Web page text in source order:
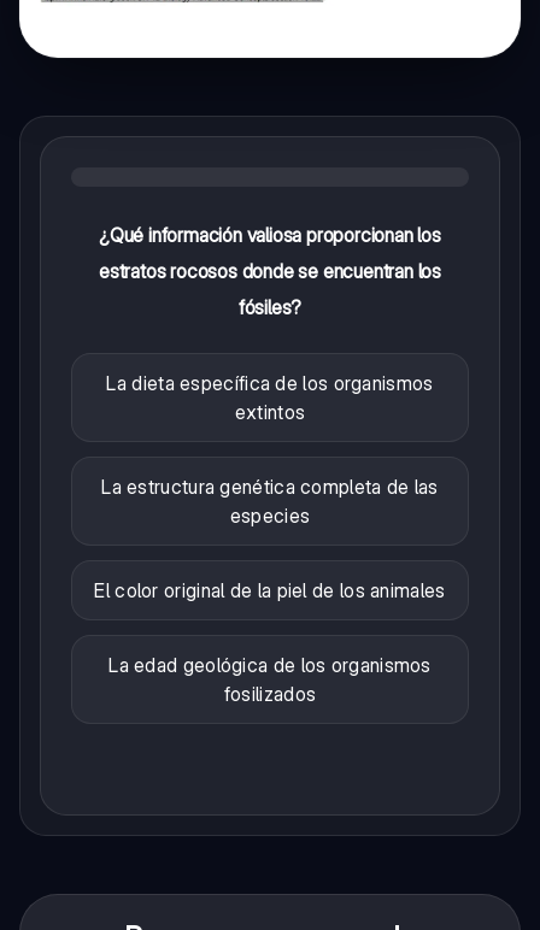
¿Qué información valiosa proporcionan los
estratos rocosos donde se encuentran los
fósiles?
La dieta específica de los organismos
extintos
La estructura genética completa de las
especies
El color original de la piel de los animales
La edad geológica de los organismos
fosilizados